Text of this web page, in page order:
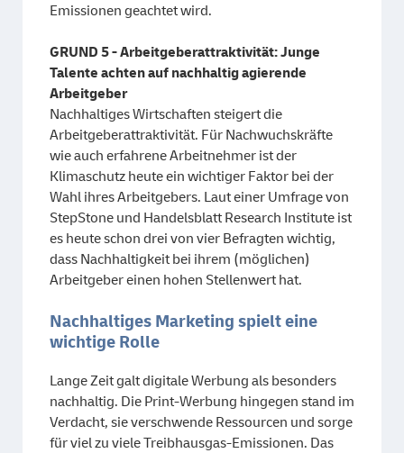
Emissionen geachtet wird.
GRUND 5 - Arbeitgeberattraktivität: Junge
Talente achten auf nachhaltig agierende
Arbeitgeber
Nachhaltiges Wirtschaften steigert die
Arbeitgeberattraktivität. Für Nachwuchskräfte
wie auch erfahrene Arbeitnehmer ist der
Klimaschutz heute ein wichtiger Faktor bei der
Wahl ihres Arbeitgebers. Laut einer Umfrage von
StepStone und Handelsblatt Research Institute ist
es heute schon drei von vier Befragten wichtig,
dass Nachhaltigkeit bei ihrem (möglichen)
Arbeitgeber einen hohen Stellenwert hat.
Nachhaltiges Marketing spielt eine
wichtige Rolle
Lange Zeit galt digitale Werbung als besonders
nachhaltig. Die Print-Werbung hingegen stand im
Verdacht, sie verschwende Ressourcen und sorge
für viel zu viele Treibhausgas-Emissionen. Das